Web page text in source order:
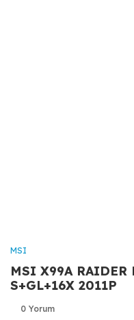
MSI
MSI X99A RAIDER
S+GL+16X 2011P
0 Yorum